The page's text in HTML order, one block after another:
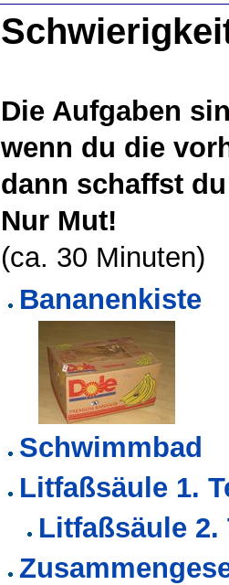
Die Aufgaben
wenn du die
dann schaffst
Nur Mut!
(ca. 30 Minuten)
Bananenkiste
Schwimmbad
Litfaßsäule 1.
Litfaßsäule 2.